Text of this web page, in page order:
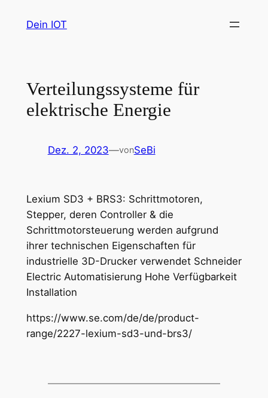
InhaltDein IOT
Verteilungssysteme für
elektrische Energie
Dez. 2, 2023—vonSeBi
Lexium SD3 + BRS3: Schrittmotoren,
Stepper, deren Controller & die
Schrittmotorsteuerung werden aufgrund
ihrer technischen Eigenschaften für
industrielle 3D-Drucker verwendet Schneider
Electric Automatisierung Hohe Verfügbarkeit
Installation
https://www.se.com/de/de/product-
range/2227-lexium-sd3-und-brs3/